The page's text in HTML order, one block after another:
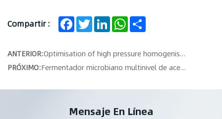
Compartir : FacebookTwitterLinkedInWhatsApp
ANTERIOR:
Optimisation of high pressure homogeniser process parameters and their application in pharmaceuticals
PRÓXIMO:
Fermentador microbiano multinivel de acero inoxidable GMP
Mensaje En Línea